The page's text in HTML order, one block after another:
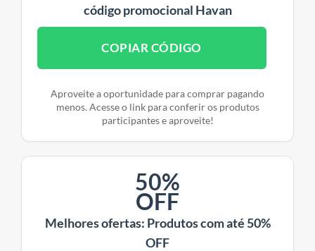
código promocional Havan
COPIAR CÓDIGO
Aproveite a oportunidade para comprar pagando
menos. Acesse o link para conferir os produtos
participantes e aproveite!
50%
OFF
Melhores ofertas: Produtos com até 50%
OFF